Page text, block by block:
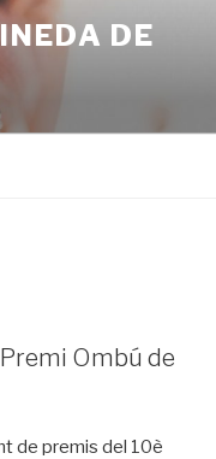
DE
Ombú de
de premis del 10è